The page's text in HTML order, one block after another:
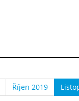
Říjen 2019